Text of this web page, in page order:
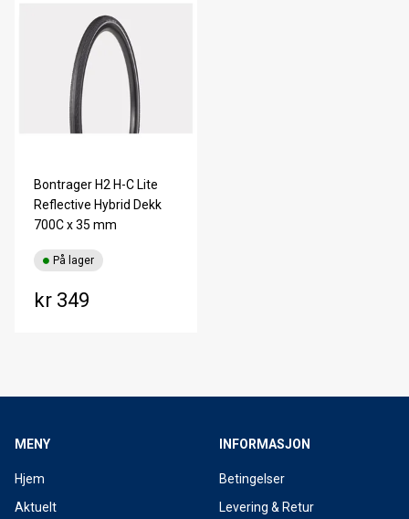
Bontrager H2 H-C Lite
Reflective Hybrid Dekk
700C x 35 mm
kr 349
På lager
MENY
Hjem
Aktuelt
INFORMASJON
Betingelser
Levering & Retur